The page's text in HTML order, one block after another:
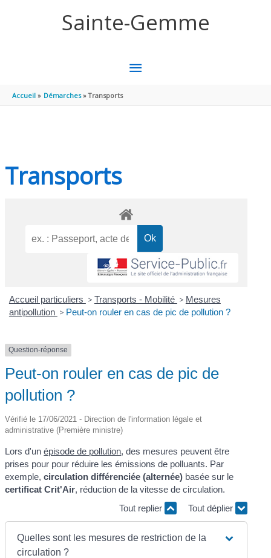
Sainte-Gemme
MENU
Accueil Démarches Transports
Transports
Accueil particuliers > Transports - Mobilité > Mesures
antipollution > Peut-on rouler en cas de pic de pollution ?
Question-réponse
Peut-on rouler en cas de pic de
pollution ?
Vérifié le 17/06/2021 - Direction de l'information légale et
administrative (Première ministre)
Lors d'unépisode de pollution, des mesures peuvent être
prises pour pour réduire les émissions de polluants. Par
exemple,circulation différenciée (alternée) basée sur le
certificat Crit'Air, réduction de la vitesse de circulation.
Tout replier
Tout déplier
Quelles sont les mesures de restriction de la
circulation ?